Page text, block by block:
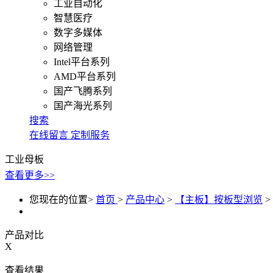
工业自动化
智慧医疗
数字多媒体
网络管理
Intel平台系列
AMD平台系列
国产飞腾系列
国产海光系列
搜索
在线留言 定制服务
工业母板
查看更多>>
您现在的位置> 首页 > 产品中心 > 【主板】按板型浏览 >
产品对比
X
查看结果